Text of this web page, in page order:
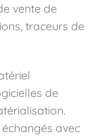
vente de
traceurs de
de
avec